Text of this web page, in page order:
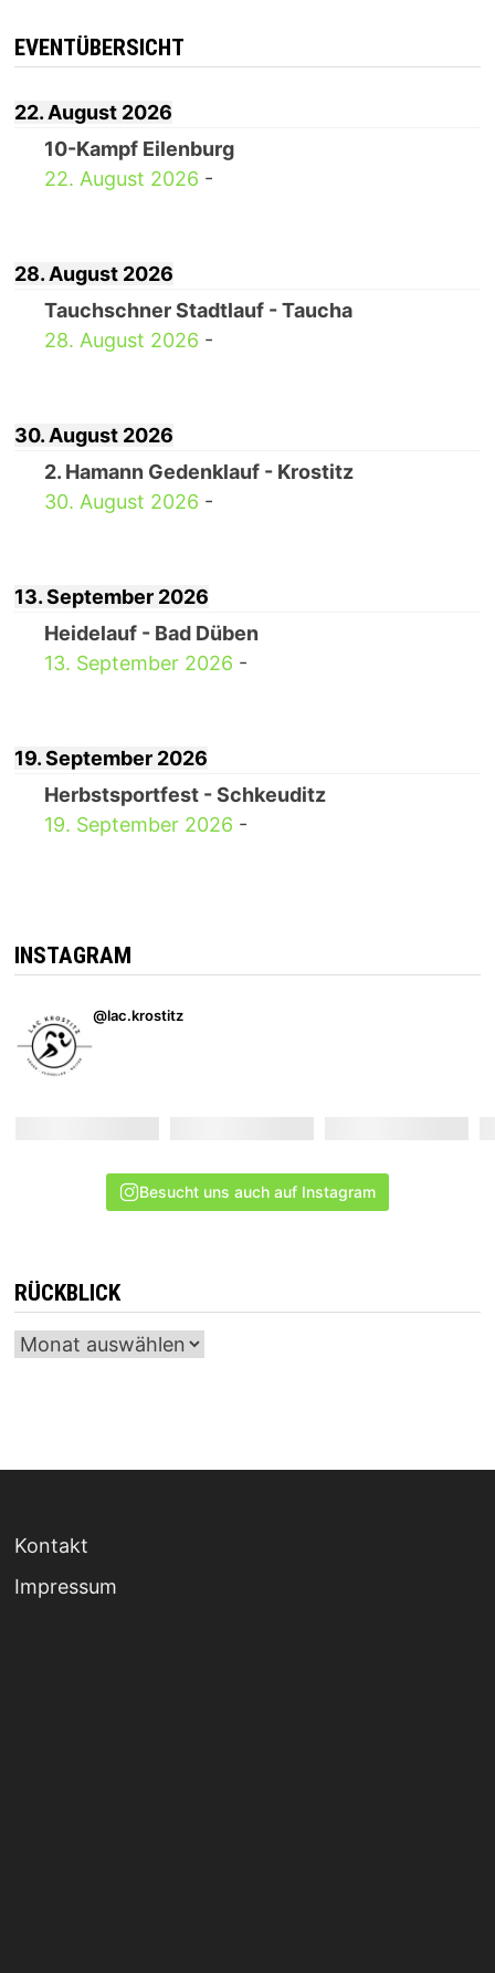
EVENTÜBERSICHT
22. August 2026
10-Kampf Eilenburg
22. August 2026 -
28. August 2026
Tauchschner Stadtlauf - Taucha
28. August 2026 -
30. August 2026
2. Hamann Gedenklauf - Krostitz
30. August 2026 -
13. September 2026
Heidelauf - Bad Düben
13. September 2026 -
19. September 2026
Herbstsportfest - Schkeuditz
19. September 2026 -
INSTAGRAM
@lac.krostitz
Besucht uns auch auf Instagram
RÜCKBLICK
Archiv
Kontakt
Impressum